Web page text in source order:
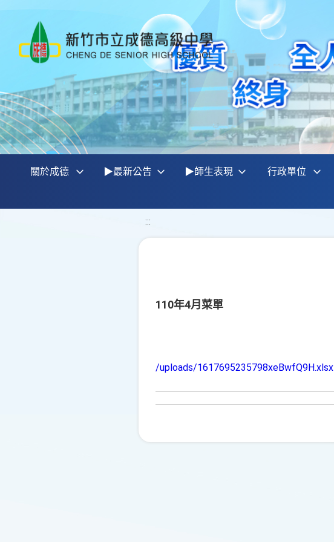
關於成德 ▶最新公告 ▶師生表現 行政單位
:::
110年4月菜單
/uploads/1617695235798xeBwfQ9H.xlsx